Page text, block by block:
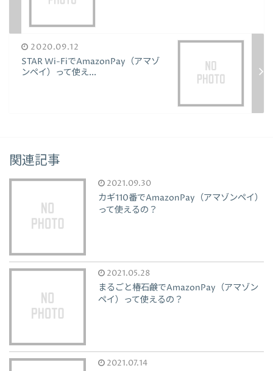
2020.09.12
STAR Wi-FiでAmazonPay（アマゾ
ンペイ）って使え...
関連記事
2021.09.30
カギ110番でAmazonPay（アマゾンペイ）
って使えるの？
2021.05.28
まるごと椿石鹸でAmazonPay（アマゾン
ペイ）って使えるの？
2021.07.14